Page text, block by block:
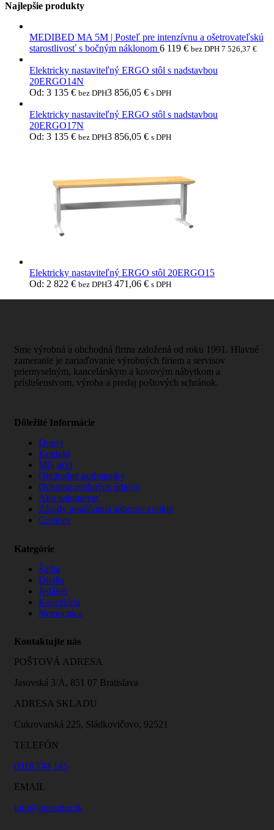
Najlepšie produkty
MEDIBED MA 5M | Posteľ pre intenzívnu a ošetrovateľskú
starostlivosť s bočným náklonom 6 119 € bez DPH 7 526,37 €
Elektricky nastaviteľný ERGO stôl s nadstavbou
20ERGO14N
Od: 3 135 € bez DPH3 856,05 € s DPH
Elektricky nastaviteľný ERGO stôl s nadstavbou
20ERGO17N
Od: 3 135 € bez DPH3 856,05 € s DPH
Elektricky nastaviteľný ERGO stôl 20ERGO15
Od: 2 822 € bez DPH3 471,06 € s DPH
Sme výrobná a obchodná firma založená od roku 1991. Hlavné
zameranie je zariaďovanie výrobných firiem a servisov
priemyselným, kancelárskym a kovovým nábytkom a
príslušenstvom, výroba a predaj poštových schránok.
Dôležité Informácie
Dopyt
Kontakt
Môj účet
Obchodné podmienky
Ochrana osobných údajov
Ako nakupovať
Zásady používania súborov cookie
Cookies
Kategórie
Šatňa
Dielňa
Jedáleň
Kancelária
Nemocnica
Kontaktujte nás
POŠTOVÁ ADRESA
Jasovská 3/A, 851 07 Bratislava
ADRESA SKLADU
Cukrovarská 225, Sládkovičovo, 92521
TELEFÓN
0918 744 145
EMAIL
info@mercator.sk